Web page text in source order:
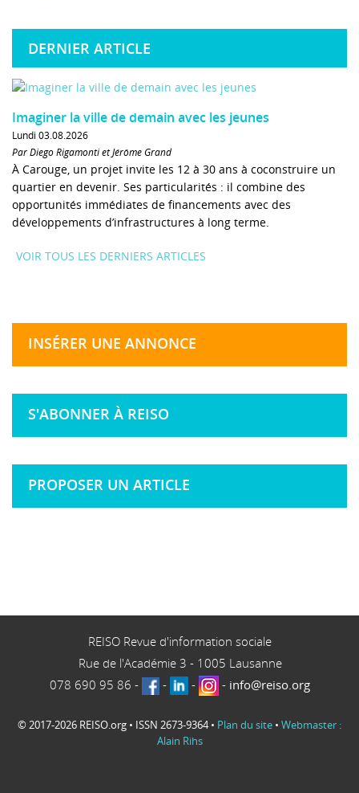
DERNIER ARTICLE
Imaginer la ville de demain avec les jeunes
Lundi 03.08.2026
Par Diego Rigamonti et Jérôme Grand
À Carouge, un projet invite les 12 à 30 ans à coconstruire un
quartier en devenir. Ses particularités : il combine des
opportunités immédiates de financements avec des
développements d’infrastructures à long terme.
VOIR TOUS LES DERNIERS ARTICLES
INSÉRER UNE ANNONCE
S'ABONNER À REISO
PROPOSER UN ARTICLE
REISO Revue d'information sociale
Rue de l'Académie 3 - 1005 Lausanne
078 690 95 86 - - - - info@reiso.org
© 2017-2026 REISO.org • ISSN 2673-9364 • Plan du site • Webmaster :
Alain Rihs